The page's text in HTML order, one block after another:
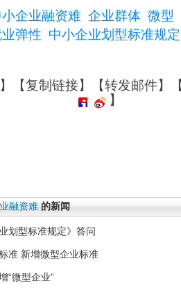
小企业融资难 企业群体 微型
弹性 中小企业划型标准规定
【复制链接】【转发邮件】
】
融资难 的新闻
划型标准规定》答问
准 新增微型企业标准
“微型企业”